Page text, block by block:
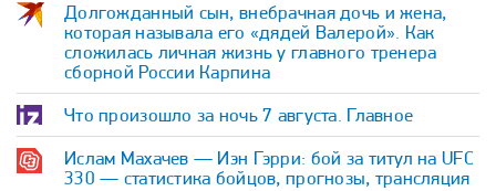
Долгожданный сын, внебрачная дочь и жена,
которая называла его «дядей Валерой». Как
сложилась личная жизнь у главного тренера
сборной России Карпина
Что произошло за ночь 7 августа. Главное
Ислам Махачев — Иэн Гэрри: бой за титул на UFC
330 — статистика бойцов, прогнозы, трансляция